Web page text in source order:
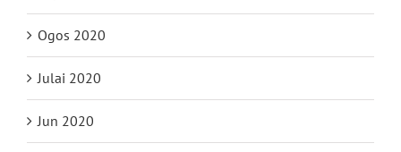
Ogos 2020
Julai 2020
Jun 2020